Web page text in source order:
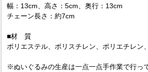
幅：13cm、高さ：5cm、奥行：13cm
チェーン長さ：約7cm
■材 質
ポリエステル、ポリスチレン、ポリエチレン
※ぬいぐるみの生産は一点一点手作業で行っ